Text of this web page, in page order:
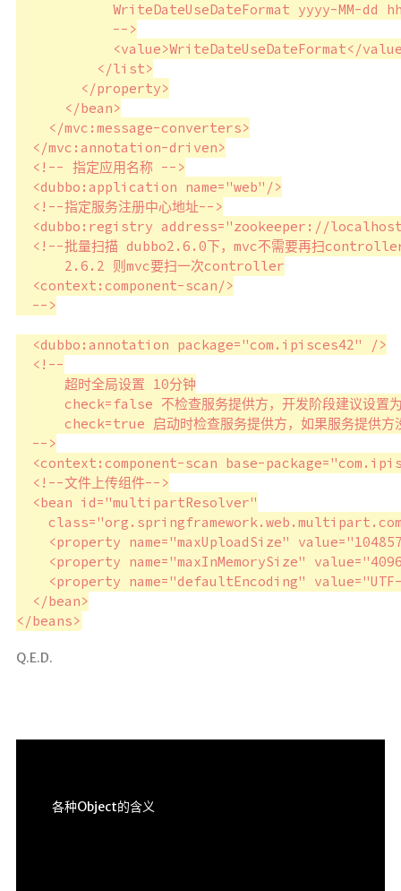
WriteDateUseDateFormat yyyy-MM-dd
            -->
<value>WriteDateUseDateFormat</
          </list>
        </property>
      </bean>
    </mvc:message-converters>
  </mvc:annotation-driven>
  <!-- 指定应用名称 -->
  <dubbo:application name="web"/>
  <!--指定服务注册中心地址-->
<dubbo:registry address="zookeeper://
<!--批量扫描 dubbo2.6.0下，mvc不需要再扫
      2.6.2 则mvc要扫一次controller
  <context:component-scan/>
  -->
  <dubbo:annotation package="com.ipisces42" />
  <!--
      超时全局设置 10分钟
check=false 不检查服务提供方，开发阶段建议设置
check=true 启动时检查服务提供方，如果服务提供方
  -->
<context:component-scan base-
  <!--文件上传组件-->
  <bean id="multipartResolver"
<property name="maxUploadSize"
<property name="maxInMemorySize"
<property name="defaultEncoding"
  </bean>
</beans>
Q.E.D.
各种Object的含义